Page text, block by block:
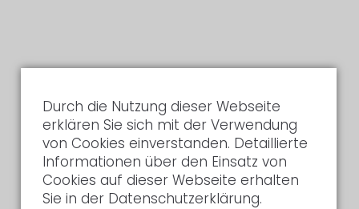
Durch die Nutzung dieser Webseite
erklären Sie sich mit der Verwendung
von Cookies einverstanden. Detaillierte
Informationen über den Einsatz von
Cookies auf dieser Webseite erhalten
Sie in der Datenschutzerklärung.